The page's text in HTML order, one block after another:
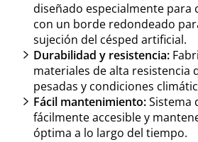
diseñado especialmente para
con un borde redondeado
sujeción del césped artificial.
Durabilidad y resistencia:
materiales de alta resistencia
pesadas y condiciones
Fácil mantenimiento:Sistema
fácilmente accesible y
óptima a lo largo del tiempo.